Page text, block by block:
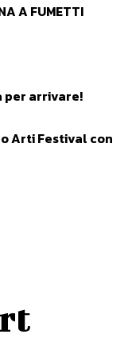
A FUMETTI
per arrivare!
Arti Festival con